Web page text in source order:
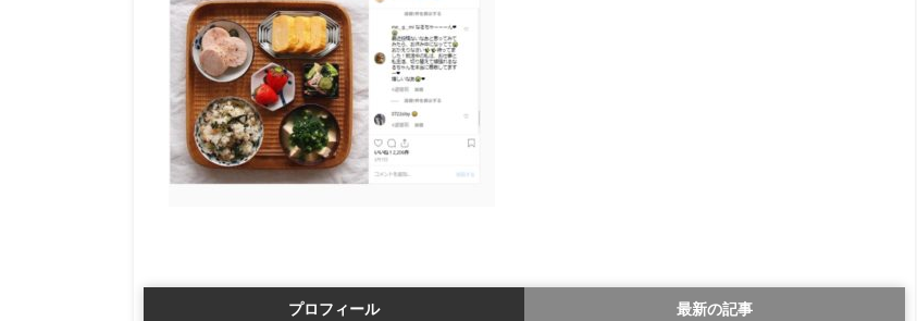
プロフィール 最新の記事